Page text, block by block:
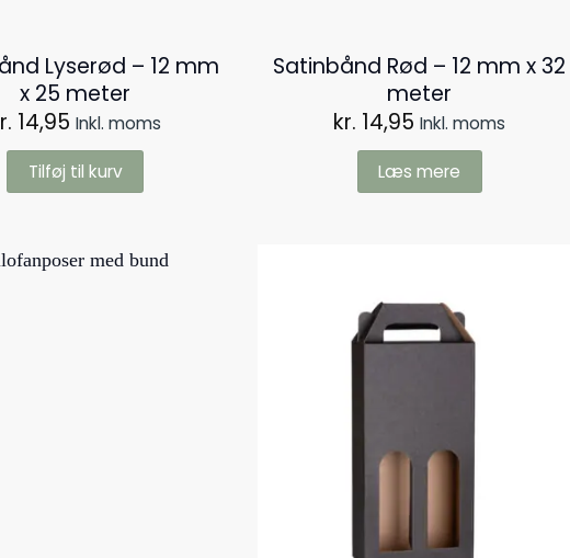
Lyserød – 12 mm
x 25 meter
14,95 Inkl. moms
Tilføj til kurv
Satinbånd Rød – 12 mm x 32
meter
kr. 14,95 Inkl. moms
Læs mere